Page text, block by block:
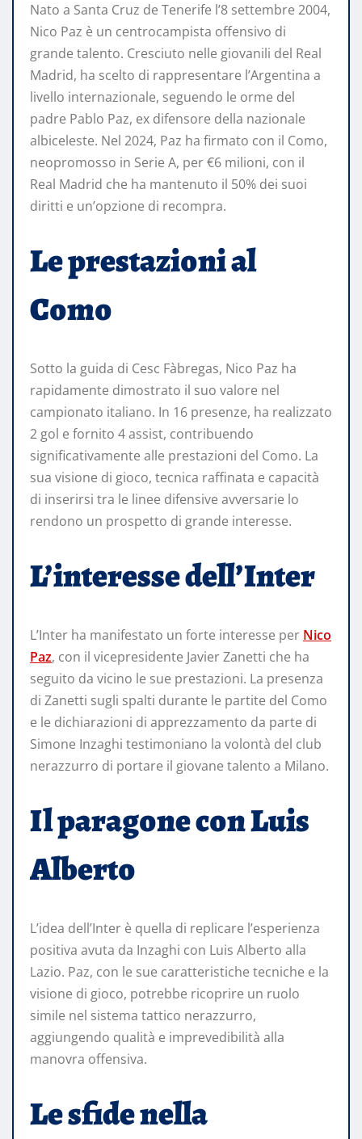
Nato a Santa Cruz de Tenerife l’8 settembre 2004,
Nico Paz è un centrocampista offensivo di
grande talento. Cresciuto nelle giovanili del Real
Madrid, ha scelto di rappresentare l’Argentina a
livello internazionale, seguendo le orme del
padre Pablo Paz, ex difensore della nazionale
albiceleste. Nel 2024, Paz ha firmato con il Como,
neopromosso in Serie A, per €6 milioni, con il
Real Madrid che ha mantenuto il 50% dei suoi
diritti e un’opzione di recompra.
Le prestazioni al
Como
Sotto la guida di Cesc Fàbregas, Nico Paz ha
rapidamente dimostrato il suo valore nel
campionato italiano. In 16 presenze, ha realizzato
2 gol e fornito 4 assist, contribuendo
significativamente alle prestazioni del Como. La
sua visione di gioco, tecnica raffinata e capacità
di inserirsi tra le linee difensive avversarie lo
rendono un prospetto di grande interesse.
L’interesse dell’Inter
L’Inter ha manifestato un forte interesse per Nico
Paz, con il vicepresidente Javier Zanetti che ha
seguito da vicino le sue prestazioni. La presenza
di Zanetti sugli spalti durante le partite del Como
e le dichiarazioni di apprezzamento da parte di
Simone Inzaghi testimoniano la volontà del club
nerazzurro di portare il giovane talento a Milano.
Il paragone con Luis
Alberto
L’idea dell’Inter è quella di replicare l’esperienza
positiva avuta da Inzaghi con Luis Alberto alla
Lazio. Paz, con le sue caratteristiche tecniche e la
visione di gioco, potrebbe ricoprire un ruolo
simile nel sistema tattico nerazzurro,
aggiungendo qualità e imprevedibilità alla
manovra offensiva.
Le sfide nella